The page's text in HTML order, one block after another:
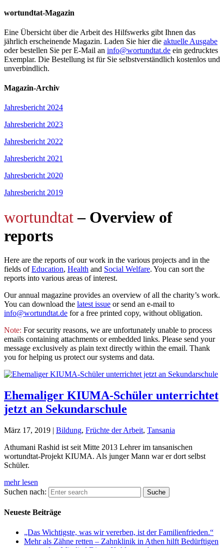
wortundtat-Magazin
Eine Übersicht über die Arbeit des Hilfswerks gibt Ihnen das
jährlich erscheinende Magazin. Laden Sie hier die aktuelle Ausgabe
oder bestellen Sie per E-Mail an info@wortundtat.de ein gedrucktes
Exemplar. Die Bestellung ist für Sie selbstverständlich kostenlos und
unverbindlich.
Magazin-Archiv
Jahresbericht 2024
Jahresbericht 2023
Jahresbericht 2022
Jahresbericht 2021
Jahresbericht 2020
Jahresbericht 2019
wortundtat– Overview of
reports
Here are the reports of our work in the various projects and in the
fields ofEducation, Health and Social Welfare. You can sort the
reports into various areas of interest.
Our annual magazine provides an overview of all the charity’s work.
You can download the latest issue or send an e-mail to
info@wortundtat.de for a free printed copy, without obligation.
Note: For security reasons, we are unfortunately unable to process
emails containing attachments or embedded links. Please send your
message exclusively as plain text directly within the email. Thank
you for helping us protect our systems and data.
Ehemaliger KIUMA-Schüler unterrichtet
jetzt an Sekundarschule
März 17, 2019 | Bildung, Früchte der Arbeit, Tansania
Athumani Rashid ist seit Mitte 2013 Lehrer im tansanischen
wortundtat-Projekt KIUMA. Als junger Mann war er dort selbst
Schüler.
mehr lesen
Suchen nach:
Neueste Beiträge
„Das Wichtigste, was wir vererben, ist der Familienfrieden.“
Mehr als Zähne retten – Zahnklinik in Athen hilft Bedürftigen